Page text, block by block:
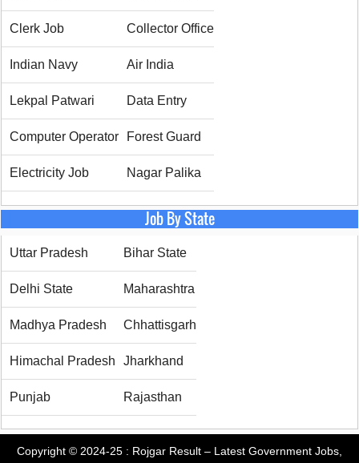
Clerk Job Collector Office
Indian Navy Air India
Lekpal Patwari Data Entry
Computer Operator Forest Guard
Electricity Job Nagar Palika
Job By State
Uttar Pradesh Bihar State
Delhi State Maharashtra
Madhya Pradesh Chhattisgarh
Himachal Pradesh Jharkhand
Punjab Rajasthan
Copyright © 2024-25 : Rojgar Result – Latest Government Jobs,